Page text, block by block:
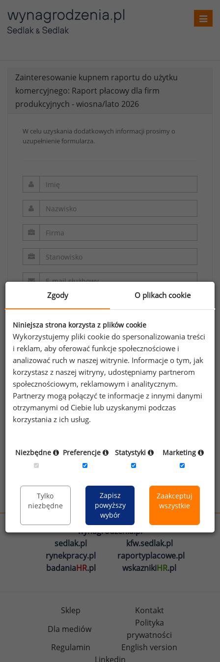
Zainteresowanie kupnem raportu do użytku
komercyjnego: Raport płacowy dla firm
produkcyjnych - wiosna/lato 2026
W celu uzyskania dodatkowych informacji prosimy o
uzupełnienie formularza.
Oświadczam, że zapoznałem/zapoznałam się z
regulaminem.
Wyrażam zgodę na przetwarzanie moich
danych osobowych zawartych w formularzu
przez Sedlak &Sedlak sp. z o.o. sp. k. w celu
Oświadczam, że zapoznałem się z treścią
informacji na temat przetwarzania
Wyślij
wynagrodzenia.pl
sedlak.pl
kfw.sedlak.pl
rynekpracy.pl
raportyplacowe.pl
badaniaHR.pl wskaznikiHR.pl
Sklep
Kontakt
Dla mediów
Polityka
prywatności
Regulamin
English version
Linkedin
Zgody O plikach cookie
Niniejsza strona korzysta z plików cookie
Wykorzystujemy pliki cookie do spersonalizowania treści
i reklam, aby oferować funkcje społecznościowe i
analizować ruch w naszej witrynie. Informacje o tym, jak
korzystasz z naszej witryny, udostępniamy partnerom
społecznościowym, reklamowym i analitycznym.
Partnerzy mogą połączyć te informacje z innymi danymi
otrzymanymi od Ciebie lub uzyskanymi podczas
korzystania z ich usług.
Niezbędne Preferencje Statystyki Marketing
Tylko
niezbędne
Zapisz
powyższy
wybór
Zaakceptuj
wszystkie